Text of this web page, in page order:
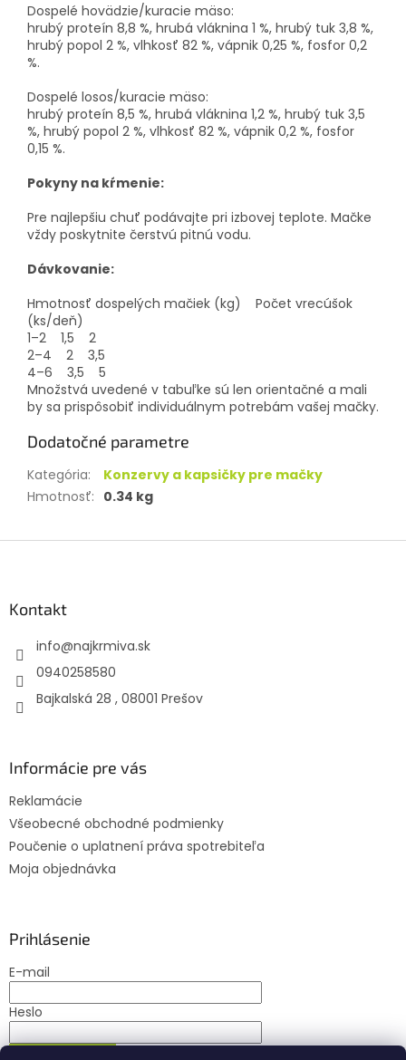
Dospelé hovädzie/kuracie mäso:
hrubý proteín 8,8 %, hrubá vláknina 1 %, hrubý tuk 3,8 %,
hrubý popol 2 %, vlhkosť 82 %, vápnik 0,25 %, fosfor 0,2
%.
Dospelé losos/kuracie mäso:
hrubý proteín 8,5 %, hrubá vláknina 1,2 %, hrubý tuk 3,5
%, hrubý popol 2 %, vlhkosť 82 %, vápnik 0,2 %, fosfor
0,15 %.
Pokyny na kŕmenie:
Pre najlepšiu chuť podávajte pri izbovej teplote. Mačke
vždy poskytnite čerstvú pitnú vodu.
Dávkovanie:
Hmotnosť dospelých mačiek (kg) Počet vrecúšok
(ks/deň)
1–2 1,5 2
2–4 2 3,5
4–6 3,5 5
Množstvá uvedené v tabuľke sú len orientačné a mali
by sa prispôsobiť individuálnym potrebám vašej mačky.
Dodatočné parametre
Kategória:
Konzervy a kapsičky pre mačky
Hmotnosť: 0.34 kg
Kontakt
info@najkrmiva.sk
0940258580
Bajkalská 28 , 08001 Prešov
Informácie pre vás
Reklamácie
Všeobecné obchodné podmienky
Poučenie o uplatnení práva spotrebiteľa
Moja objednávka
Prihlásenie
E-mail
Heslo